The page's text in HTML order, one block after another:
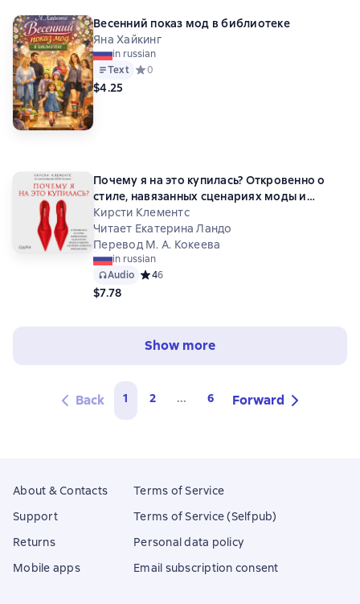
Весенний показ мод в библиотеке
Яна Хайкинг
in russian
Text Средний рейтинг 0 на основе 0 оценок
0
$4.25
Почему я на это купилась? Откровенно о
стиле, навязанных сценариях моды и
выборе, который нравится именно вам
Кирсти Клементс
Читает Екатерина Ландо
Перевод М. А. Кокеева
in russian
Audio Средний рейтинг 4 на основе 6 оценок
46
$7.78
Show more
Back 1 2 ... 6 Forward
About & Contacts
Support
Returns
Mobile apps
Terms of Service
Terms of Service (Selfpub)
Personal data policy
Email subscription consent